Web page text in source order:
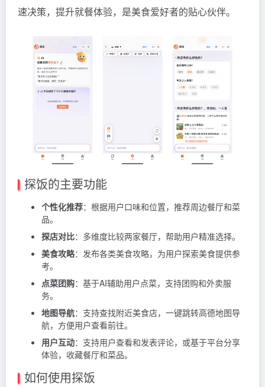
速决策，提升就餐体验，是美食爱好者的贴心伙伴。
探饭的主要功能
个性化推荐：根据用户口味和位置，推荐周边餐厅和菜
品。
探店对比：多维度比较两家餐厅，帮助用户精准选择。
美食攻略：发布各类美食攻略，为用户探索美食提供参
考。
点菜团购：基于AI辅助用户点菜，支持团购和外卖服
务。
地图导航：支持查找附近美食店，一键跳转高德地图导
航，方便用户查看前往。
用户互动：支持用户查看和发表评论，或基于平台分享
体验，收藏餐厅和菜品。
如何使用探饭